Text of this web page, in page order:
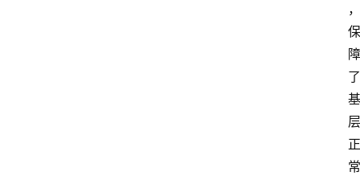
，
保
障
了
基
层
正
常